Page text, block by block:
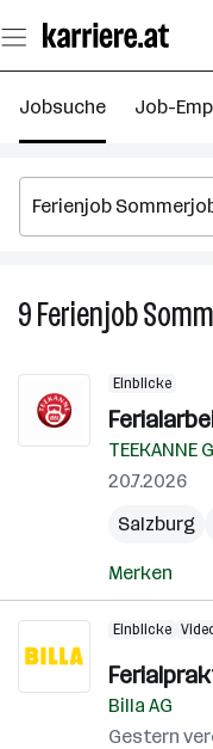
Seiteninhalt
springen
Jobsuche Job-
9Ferienjob
Einblicke
TEEKANNE
20.7.2026
Salzburg
Merken
Einblicke
Billa AG
Gestern